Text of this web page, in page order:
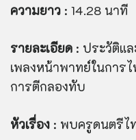
ความยาว : 14.28 นาที
รายละเอียด : ประวัติแ
เพลงหน้าพาทย์ในการ
การตีกลองทับ
หัวเรื่อง : พบครูดนตรีไ